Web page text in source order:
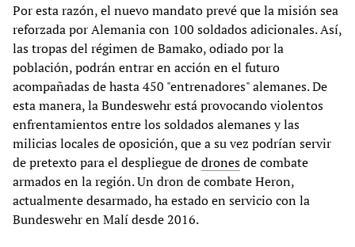
Por esta razón, el nuevo mandato prevé que la misión sea
reforzada por Alemania con 100 soldados adicionales. Así,
las tropas del régimen de Bamako, odiado por la
población, podrán entrar en acción en el futuro
acompañadas de hasta 450 "entrenadores" alemanes. De
esta manera, la Bundeswehr está provocando violentos
enfrentamientos entre los soldados alemanes y las
milicias locales de oposición, que a su vez podrían servir
de pretexto para el despliegue dedronesde combate
armados en la región. Un dron de combate Heron,
actualmente desarmado, ha estado en servicio con la
Bundeswehr en Malí desde 2016.